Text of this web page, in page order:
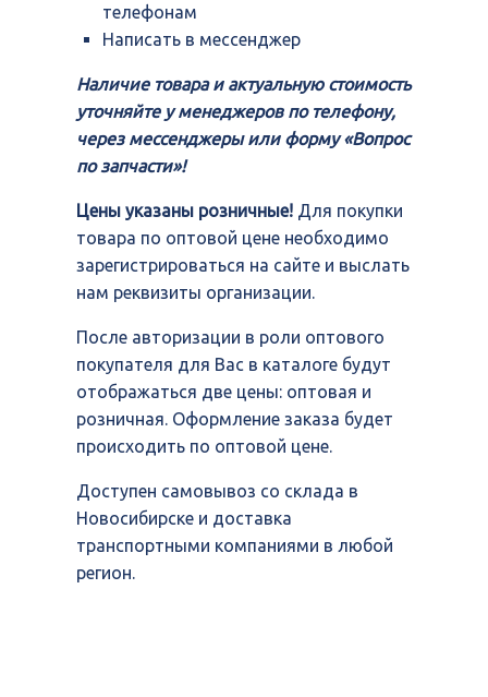
телефонам
Написать в мессенджер
Наличие товара и актуальную стоимость
уточняйте у менеджеров по телефону,
через мессенджеры или форму «Вопрос
по запчасти»!
Цены указаны розничные! Для покупки
товара по оптовой цене необходимо
зарегистрироваться на сайте и выслать
нам реквизиты организации.
После авторизации в роли оптового
покупателя для Вас в каталоге будут
отображаться две цены: оптовая и
розничная. Оформление заказа будет
происходить по оптовой цене.
Доступен самовывоз со склада в
Новосибирске и доставка
транспортными компаниями в любой
регион.